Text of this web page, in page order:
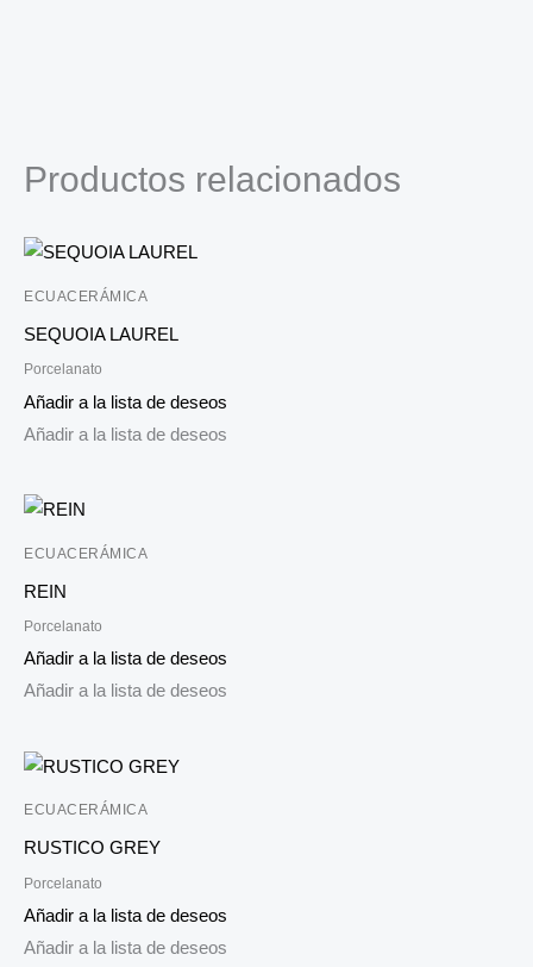
Productos relacionados
ECUACERÁMICA
SEQUOIA LAUREL
Porcelanato
Añadir a la lista de deseos
Añadir a la lista de deseos
ECUACERÁMICA
REIN
Porcelanato
Añadir a la lista de deseos
Añadir a la lista de deseos
ECUACERÁMICA
RUSTICO GREY
Porcelanato
Añadir a la lista de deseos
Añadir a la lista de deseos